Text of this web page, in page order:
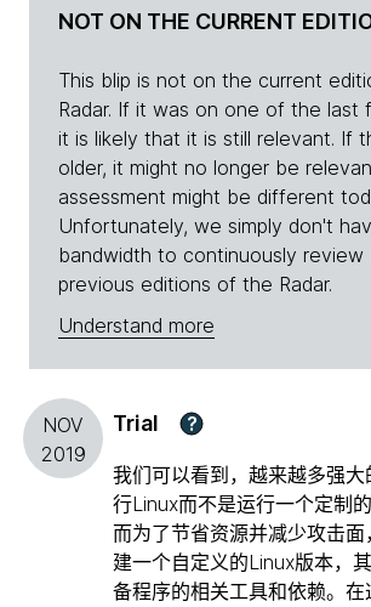
NOT ON THE CURRENT
This blip is not on the current
Radar. If it was on one of the last
it is likely that it is still relevant. If
older, it might no longer be
assessment might be different
Unfortunately, we simply don't
bandwidth to continuously review
previous editions of the Radar.
Understand more
NOV
2019
Trial ?
我们可以看到，越来越多强
行Linux而不是运行一个定制
而为了节省资源并减少攻击面
建一个自定义的Linux版本，
备程序的相关工具和依赖。